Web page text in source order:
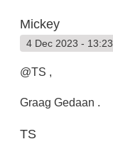
Mickey
4 Dec 2023 - 13:23
@TS ,
Graag Gedaan .
TS